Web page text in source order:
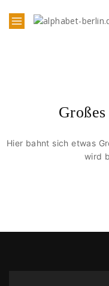
Hier bahnt sich etwas
wird